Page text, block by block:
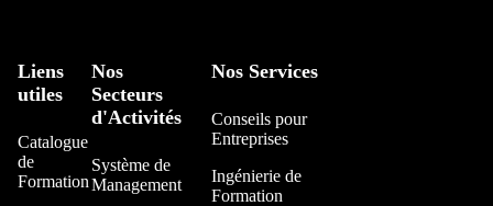
Liens
utiles
Catalogue
de
Formation
Nos
Secteurs
d'Activités
Système de
Management
Nos Services
Conseils pour
Entreprises
Ingénierie de
Formation